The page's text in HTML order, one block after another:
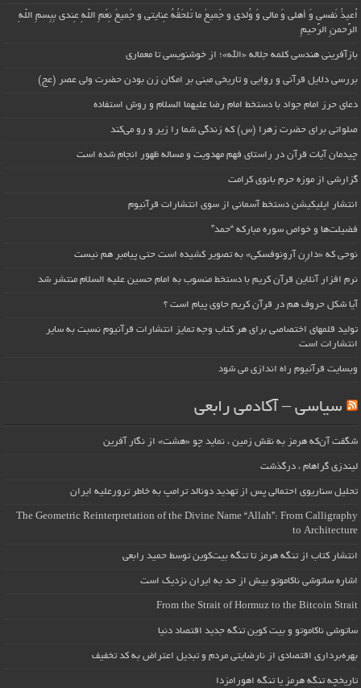
اُعیذُ نَفسی وَ أهلی وَ مالی وَ وُلدی و جَمیعَ ما تَلحَقُهُ عِنایتی و جَمیعَ نِعَمِ اللّهِ عِندی بِبِسمِ اللّهِ
الرَّحمنِ الرَّحیمِ
بازآفرینی هندسی کلمه جلاله «الله»؛ از خوشنویسی تا معماری
بررسی دلایل قرآنی و روایی و تاریخی مبنی بر امکان زن بودن حضرت ولی عصر (عج)
دعای حرز امام جواد با دستخط امام رضا علیهما السلام و روش استفاده
صلواتی برای حضرت زهرا (س) که زندگی شما را زیر و رو می‌کند
چیدمان آیات قرآن در راستای فهم مهدویت و مساله ظهور انجام شده است
گزارشی از موزه حرم بانوی کرامت
انتشار اپلیکیشن دستخط آسمانی از سوی انتشارات قرآنیوم
فضیلت‌ها و خواص سوره مبارکه “حمد”
نوحی که «دارِن آرونوفسکی» به تصویر کشیده است حتی پیامبر هم نیست
نرم افزار آنلاین قرآن کریم با دستخط منسوب به امام حسین علیه السلام منتشر شد
آیا شکل حروف هم در قرآن کریم حاوی پیام است ؟
تولید قلمهای اختصاصی برای هر کتاب وجه تمایز انتشارات قرآنیوم نسبت به سایر
انتشارات است
وبسایت قرآنیوم راه اندازی می شود
سیاسی – آکادمی رابعی
شگفت آن‌که هرمز به نقش زمین ، نماید چو «هشت» از نگار آفرین
لیندزی گراهام ، درگذشت
تحلیل سناریوی احتمالی پس از تهدید دونالد ترامپ به خاطر ترورعلیه ایران
The Geometric Reinterpretation of the Divine Name “Allah”: From Calligraphy
to Architecture
انتشار کتاب از تنگه هرمز تا تنگه بیت‌کوین توسط حمید رابعی
اشاره ساتوشی ناکاموتو بیش از حد به ایران نزدیک است
From the Strait of Hormuz to the Bitcoin Strait
ساتوشی ناکاموتو و بیت کوین تنگه جدید اقتصاد دنیا
بهره‌برداری اقتصادی از نارضایتی مردم و تبدیل اعتراض به کد تخفیف
تاریخچه تنگه هرمز یا تنگه اهورامزدا